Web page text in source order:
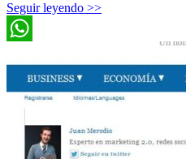
Seguir leyendo >>